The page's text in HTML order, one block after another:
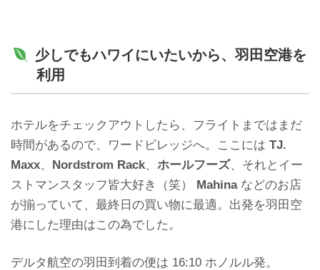
少しでもハワイにいたいから、羽田空港を
利用
ホテルをチェックアウトしたら、フライトまではまだ
時間があるので、ワードビレッジへ。ここには TJ.
Maxx、 Nordstrom Rack、 ホールフーズ、それとイー
ストマンスタッフ皆大好き（笑）
Mahinaなどのお店
が揃っていて、最終日の買い物に最適。出発を羽田空
港にした理由はこの為でした。
デルタ航空の羽田到着の便は 16:10 ホノルル発。